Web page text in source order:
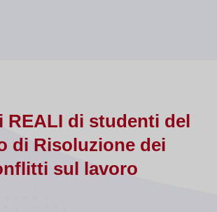
REALI di studenti del
di Risoluzione dei
sul lavoro